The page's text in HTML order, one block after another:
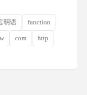
明语 function
com http